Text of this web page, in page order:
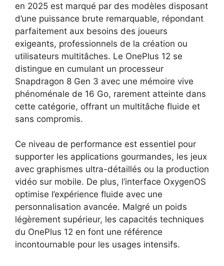
en 2025 est marqué par des modèles disposant
d’une puissance brute remarquable, répondant
parfaitement aux besoins des joueurs
exigeants, professionnels de la création ou
utilisateurs multitâches. Le OnePlus 12 se
distingue en cumulant un processeur
Snapdragon 8 Gen 3 avec une mémoire vive
phénoménale de 16 Go, rarement atteinte dans
cette catégorie, offrant un multitâche fluide et
sans compromis.
Ce niveau de performance est essentiel pour
supporter les applications gourmandes, les jeux
avec graphismes ultra-détaillés ou la production
vidéo sur mobile. De plus, l’interface OxygenOS
optimise l’expérience fluide avec une
personnalisation avancée. Malgré un poids
légèrement supérieur, les capacités techniques
du OnePlus 12 en font une référence
incontournable pour les usages intensifs.